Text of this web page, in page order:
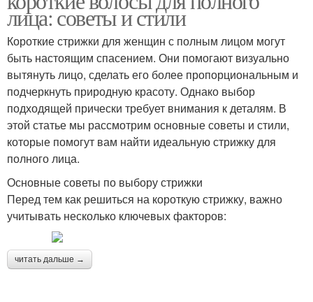
лица: советы и стили
Короткие стрижки для женщин с полным лицом могут
быть настоящим спасением. Они помогают визуально
вытянуть лицо, сделать его более пропорциональным и
подчеркнуть природную красоту. Однако выбор
подходящей прически требует внимания к деталям. В
этой статье мы рассмотрим основные советы и стили,
которые помогут вам найти идеальную стрижку для
полного лица.
Основные советы по выбору стрижки
Перед тем как решиться на короткую стрижку, важно
учитывать несколько ключевых факторов:
читать дальше →